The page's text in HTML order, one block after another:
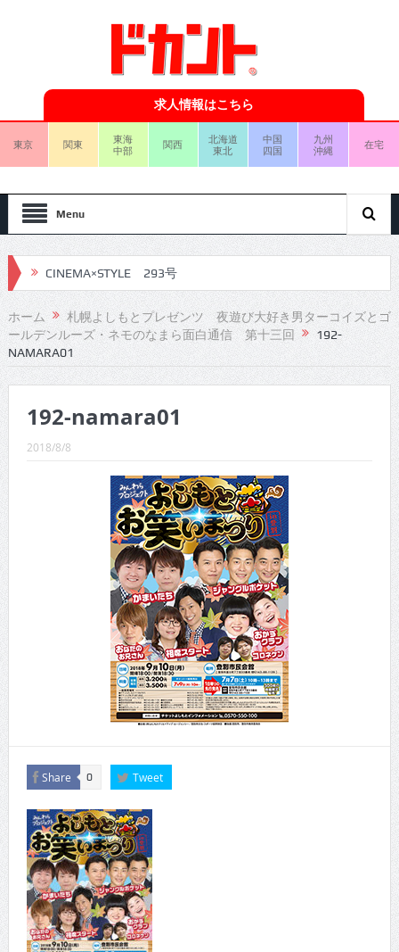
求人情報はこちら
東京 関東
東海
中部
関西
北海道
東北
中国
四国
九州
沖縄
在宅
Menu
CINEMA×STYLE 293号
CINEMA×STYLE 292号
CINEMA×STYLE 291号
CINEMA×STYLE 290号
CINEMA×STYLE 289号
CINEMA×STYLE 288号
CINEMA×STYLE 287号
CINEMA×STYLE 286号
CINEMA×STYLE 285号
CINEMA×STYLE 294号
ホーム
札幌よしもとプレゼンツ 夜遊び大好き男ターコイズとゴ
ールデンルーズ・ネモのなまら面白通信 第十三回
192-
NAMARA01
192-namara01
2018/8/8
Share 0 Tweet